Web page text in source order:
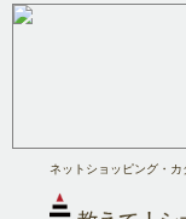
ネットショッピング・